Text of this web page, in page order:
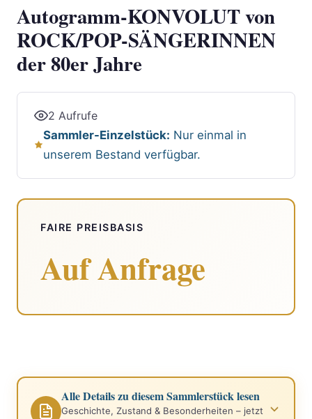
Autogramm-KONVOLUT von
ROCK/POP-SÄNGERINNEN
der 80er Jahre
2 Aufrufe
Sammler-Einzelstück: Nur einmal in
unserem Bestand verfügbar.
FAIRE PREISBASIS
Auf Anfrage
Alle Details zu diesem Sammlerstück lesen
Geschichte, Zustand & Besonderheiten – jetzt